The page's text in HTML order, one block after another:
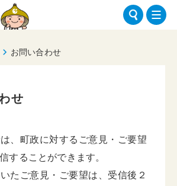
お問い合わせ
せ
、町政に対するご意見・ご要望
することができます。
たご意見・ご要望は、受信後２